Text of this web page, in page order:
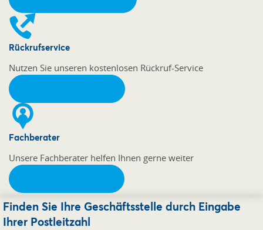
Rückrufservice
Nutzen Sie unseren kostenlosen Rückruf-Service
Fachberater
Unsere Fachberater helfen Ihnen gerne weiter
Finden Sie Ihre Geschäftsstelle durch Eingabe
Ihrer Postleitzahl